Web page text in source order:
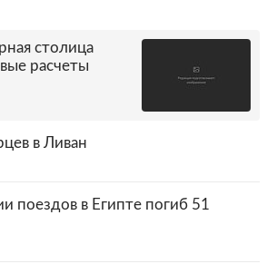
столица
расчеты
в Ливан
поездов в Египте погиб 51